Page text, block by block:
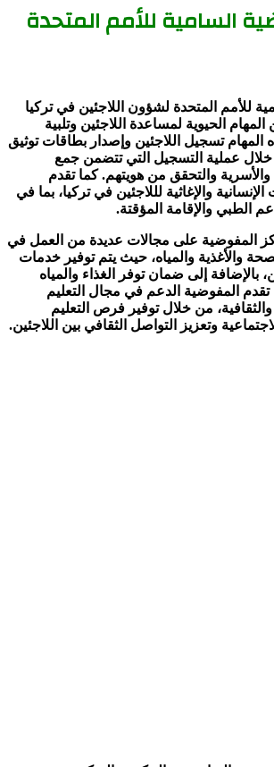
السامية للأمم المتحدة
للأمم المتحدة لشؤون اللاجئين في تركيا
الحيوية لمساعدة اللاجئين وتلبية
المهام تسجيل اللاجئين وإصدار بطاقات توثيق
خلال عملية التسجيل التي تتضمن جمع
والتحقق من هويتهم. كما تقدم
والإغاثية لللاجئين في تركيا، بما في
الطبي والإقامة المؤقتة.
المفوضية على مجالات عديدة من العمل في
والأغذية والمياه، حيث يتم توفير خدمات
بالإضافة إلى ضمان توفر الغذاء والمياه
المفوضية الدعم في مجال التعليم
من خلال توفير فرص التعليم
وتعزيز التواصل الثقافي بين اللاجئين.